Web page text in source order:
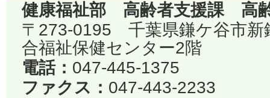
健康福祉部 高齢者支援課 高
〒273-0195 千葉県鎌ケ谷市
合福祉保健センター2階
電話： 047-445-1375
ファクス： 047-443-2233